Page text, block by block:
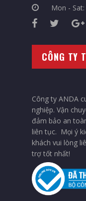
Mon -
CÔNG TY
Công ty ANDA
nghiệp. Vận
đảm bảo an
liên tục. Mọi ý
khách vui lòng
trợ tốt nhất!